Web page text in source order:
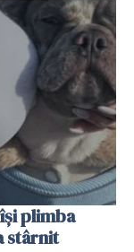
plimba
stârnit